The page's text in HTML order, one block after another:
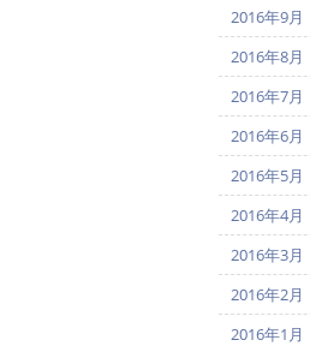
2016年9月
2016年8月
2016年7月
2016年6月
2016年5月
2016年4月
2016年3月
2016年2月
2016年1月